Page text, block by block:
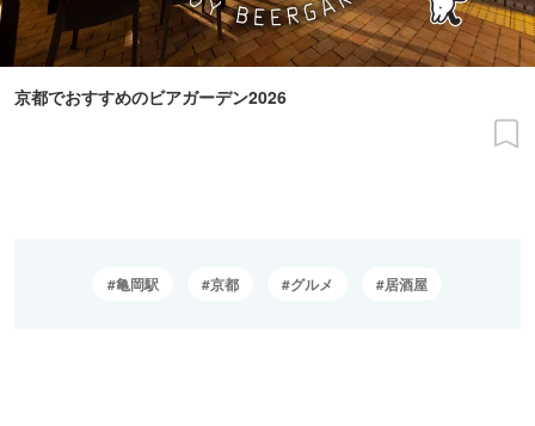
京都でおすすめのビアガーデン2026
亀岡駅 京都 グルメ 居酒屋